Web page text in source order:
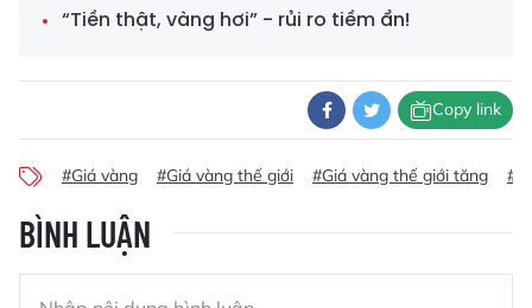
“Tiền thật, vàng hơi” - rủi ro tiềm ẩn!
Copy link
#Giá vàng #Giá vàng thế giới #Giá vàng thế giới tăng
BÌNH LUẬN